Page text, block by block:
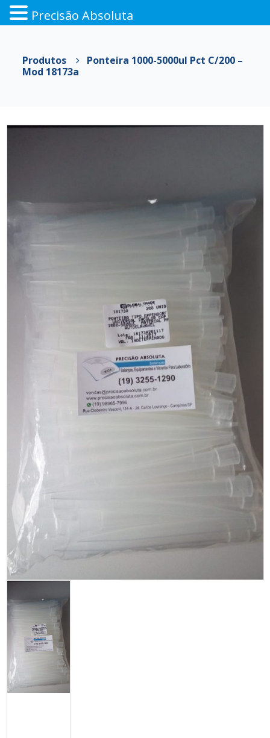
conteúdo
Produtos
Ponteira 1000-5000ul Pct C/200 –
Mod 18173a
Precisão Absoluta